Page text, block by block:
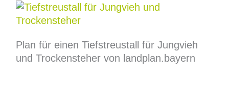
Plan für einen Tiefstreustall für Jungvieh
und Trockensteher von landplan.bayern